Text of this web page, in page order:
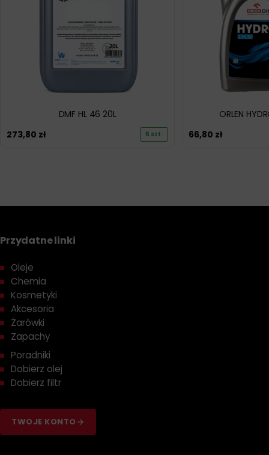
DMF HL 46 20L
273,80 zł 6 szt.
ORLEN
66,80 zł
Przydatne linki
Oleje
Chemia
Kosmetyki
Akcesoria
Żarówki
Zapachy
Poradniki
Dobierz olej
Dobierz filtr
TWOJE KONTO